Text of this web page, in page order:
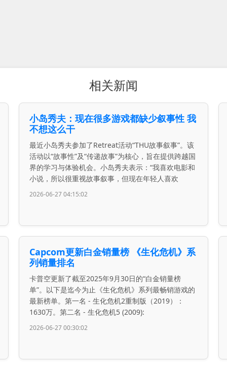
相关新闻
小岛秀夫：现在很多游戏都缺少叙事性 我
不想这么干
最近小岛秀夫参加了Retreat活动“THU故事叙事”。该
活动以“故事性”及“传递故事”为核心，旨在提供跨越国
界的学习与体验机会。小岛秀夫表示：“我喜欢电影和
小说，所以很重视故事叙事，但现在年轻人喜欢
2026-06-27 04:15:02
Capcom更新白金销量榜 《生化危机》系
列销量排名
卡普空更新了截至2025年9月30日的“白金销量榜
单”。以下是迄今为止《生化危机》系列最畅销游戏的
最新榜单。第一名 - 生化危机2重制版（2019）：
1630万。第二名 - 生化危机5 (2009):
2026-06-27 00:30:02